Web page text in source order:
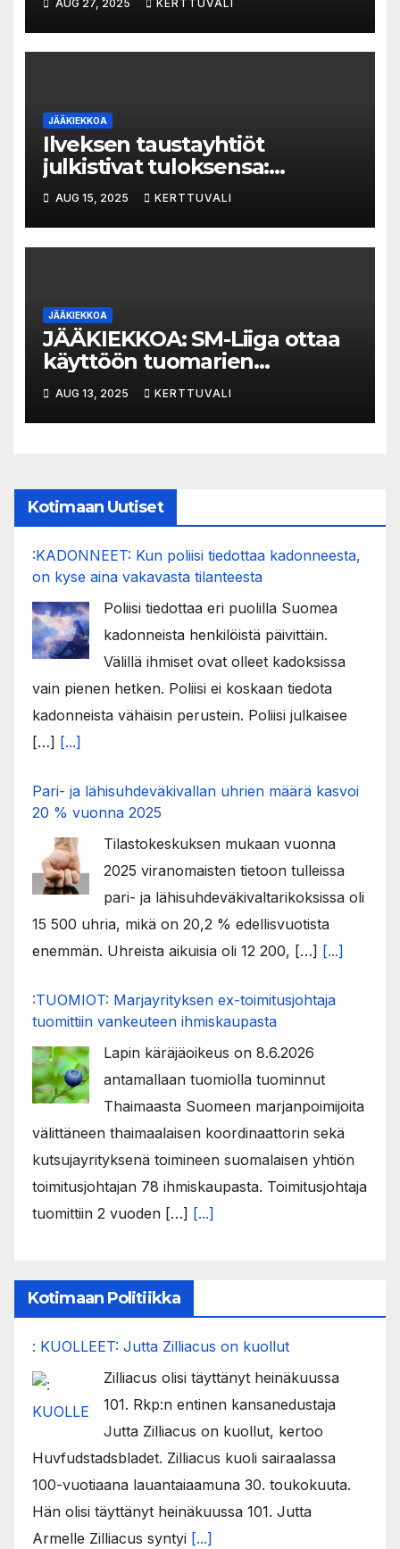
AUG 27, 2025 KERTTUVALI
JÄÄKIEKKOA
Ilveksen taustayhtiöt
julkistivat tuloksensa:
jääkiekossa tappiota,
jalkapallossa voittoa
AUG 15, 2025 KERTTUVALI
JÄÄKIEKKOA
JÄÄKIEKKOA: SM-Liiga ottaa
käyttöön tuomarien
hallikuulutukset otteluissa –
järjestelmää testataan
harjoituskaudella
AUG 13, 2025 KERTTUVALI
Kotimaan Uutiset
:KADONNEET: Kun poliisi tiedottaa kadonneesta,
on kyse aina vakavasta tilanteesta
Poliisi tiedottaa eri puolilla Suomea
kadonneista henkilöistä päivittäin.
Välillä ihmiset ovat olleet kadoksissa
vain pienen hetken. Poliisi ei koskaan tiedota
kadonneista vähäisin perustein. Poliisi julkaisee
[…] [...]
Pari- ja lähisuhdeväkivallan uhrien määrä kasvoi
20 % vuonna 2025
Tilastokeskuksen mukaan vuonna
2025 viranomaisten tietoon tulleissa
pari- ja lähisuhdeväkivaltarikoksissa oli
15 500 uhria, mikä on 20,2 % edellisvuotista
enemmän. Uhreista aikuisia oli 12 200, […] [...]
:TUOMIOT: Marjayrityksen ex-toimitusjohtaja
tuomittiin vankeuteen ihmiskaupasta
Lapin käräjäoikeus on 8.6.2026
antamallaan tuomiolla tuominnut
Thaimaasta Suomeen marjanpoimijoita
välittäneen thaimaalaisen koordinaattorin sekä
kutsujayrityksenä toimineen suomalaisen yhtiön
toimitusjohtajan 78 ihmiskaupasta. Toimitusjohtaja
tuomittiin 2 vuoden […] [...]
Kotimaan Politiikka
: KUOLLEET: Jutta Zilliacus on kuollut
Zilliacus olisi täyttänyt heinäkuussa
101. Rkp:n entinen kansanedustaja
Jutta Zilliacus on kuollut, kertoo
Huvfudstadsbladet. Zilliacus kuoli sairaalassa
100-vuotiaana lauantaiaamuna 30. toukokuuta.
Hän olisi täyttänyt heinäkuussa 101. Jutta
Armelle Zilliacus syntyi [...]